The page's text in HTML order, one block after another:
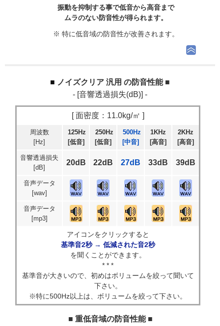
振動を抑制する事で低音から高音まで
ムラのない防音性が得られます。
※ 特に低音域の防音性が改善されます。
ノイズクリア 汎用 の防音性能 ■
- [音響透過損失(dB)] -
[ 面密度：11.0kg/㎡ ]
周波数
[Hz]
125Hz
[低音]
250Hz
[低音]
500Hz
[中音]
1KHz
[高音]
2KHz
[高音]
音響透過損失
[dB]
20dB 22dB 27dB 33dB 39dB
音声データ
[wav]
音声データ
[mp3]
アイコンをクリックすると
基準音2秒 → 低減された音2秒
を聞くことができます。
* * *
基準音が大きいので、初めはボリュームを絞って聞いて
下さい。
※特に500Hz以上は、ボリュームを絞って下さい。
■ 重低音域の防音性能 ■